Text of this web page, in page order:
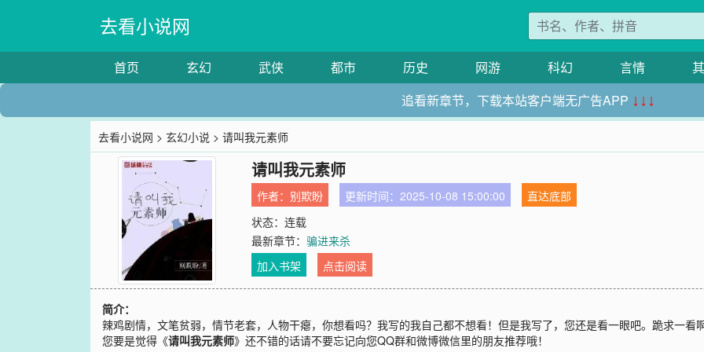
去看小说网
首页 玄幻 武侠 都市 历史 网游 科幻 言情
追看新章节，下载本站客户端无广告APP ↓↓↓
去看小说网 >玄幻小说 > 请叫我元素师
请叫我元素师
作者：别欺盼 更新时间：2025-10-08 15:00:00
直达底部
状态：连载
最新章节：骗进来杀
加入书架
点击阅读
简介：
辣鸡剧情，文笔贫弱，情节老套，人物干瘪，你想看吗？我写的我自己都不想看！但是我写了，您还是看一眼吧。跪求一看
您要是觉得《请叫我元素师》还不错的话请不要忘记向您QQ群和微博微信里的朋友推荐哦！